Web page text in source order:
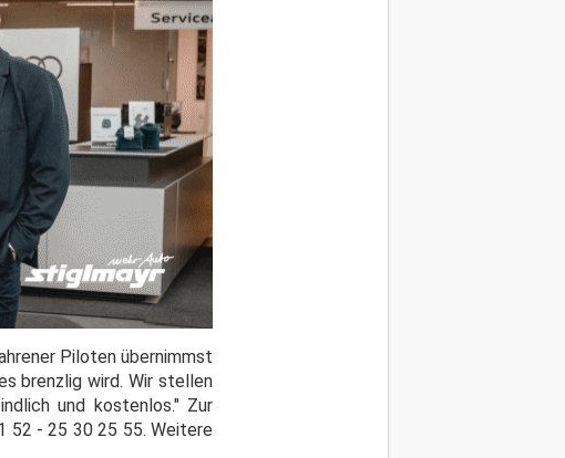
Piloten übernimmst
brenzlig wird. Wir stellen
und kostenlos." Zur
52 - 25 30 25 55. Weitere